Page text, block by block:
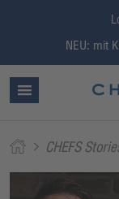
NEU: mit
CHEFS